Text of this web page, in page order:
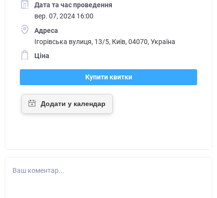
Дата та час проведення
вер. 07, 2024 16:00
Адреса
Ігорівська вулиця, 13/5, Київ, 04070, Україна
Ціна
Купити квитки
Ваш коментар...